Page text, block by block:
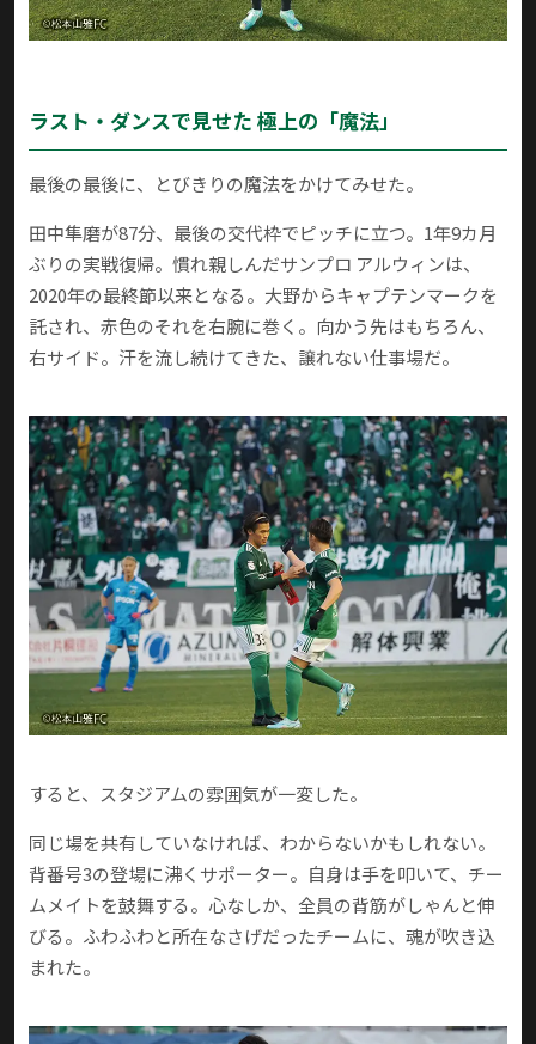
ラスト・ダンスで見せた 極上の「魔法」
最後の最後に、とびきりの魔法をかけてみせた。
田中隼磨が87分、最後の交代枠でピッチに立つ。1年9カ月
ぶりの実戦復帰。慣れ親しんだサンプロ アルウィンは、
2020年の最終節以来となる。大野からキャプテンマークを
託され、赤色のそれを右腕に巻く。向かう先はもちろん、
右サイド。汗を流し続けてきた、譲れない仕事場だ。
すると、スタジアムの雰囲気が一変した。
同じ場を共有していなければ、わからないかもしれない。
背番号3の登場に沸くサポーター。自身は手を叩いて、チー
ムメイトを鼓舞する。心なしか、全員の背筋がしゃんと伸
びる。ふわふわと所在なさげだったチームに、魂が吹き込
まれた。